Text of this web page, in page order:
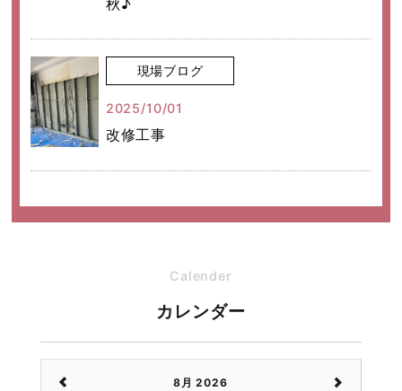
現場ブログ
2025/10/01
改修工事
Calender
カレンダー
8月 2026